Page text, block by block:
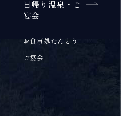
日帰り温泉・ご
宴会
お食事処たんとう
ご宴会